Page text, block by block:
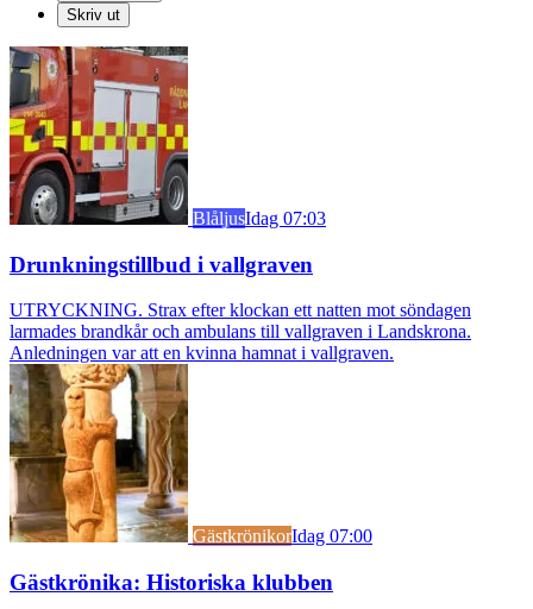
Skriv ut
BlåljusIdag 07:03
Drunkningstillbud i vallgraven
UTRYCKNING. Strax efter klockan ett natten mot söndagen
larmades brandkår och ambulans till vallgraven i Landskrona.
Anledningen var att en kvinna hamnat i vallgraven.
GästkrönikorIdag 07:00
Gästkrönika: Historiska klubben